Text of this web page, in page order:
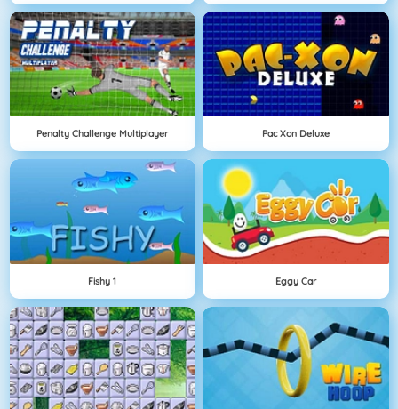
Penalty Challenge Multiplayer Pac Xon Deluxe
Fishy 1 Eggy Car